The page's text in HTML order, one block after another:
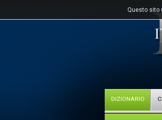
Questo sito
DIZIONARIO